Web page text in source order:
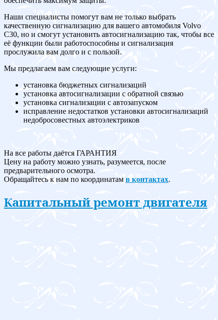
Наши специалисты помогут вам не только выбрать
качественную сигнализацию для вашего автомобиля Volvo
C30, но и смогут установить автосигнализацию так, чтобы все
её функции были работоспособны и сигнализация
прослужила вам долго и с пользой.
Мы предлагаем вам следующие услуги:
установка бюджетных сигнализаций
установка автосигнализации с обратной связью
установка сигнализации с автозапуском
исправление недостатков установки автосигнализаций
недобросовестных автоэлектриков
На все работы даётся ГАРАНТИЯ
Цену на работу можно узнать, разумеется, после
предварительного осмотра.
Обращайтесь к нам по координатам в контактах.
Капитальный ремонт двигателя